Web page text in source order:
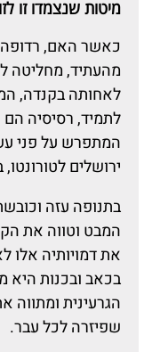
מיטות שנצמדו זו
כאשר האם, רדופה
מהעתיד, מחליטה
לאחותה בקנדה,
לתמיד, רסיסיה
המתפרש על פני
ירושלים
בתנופה עזה
המבט וטווה את
את דמויותיה אלו
בכאב ובכנות
הגרעינית
שפיזרה לכל עבר.